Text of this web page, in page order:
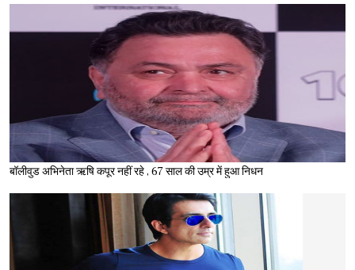
बॉलीवुड अभिनेता ऋषि कपूर नहीं रहे , 67 साल की उम्र में हुआ निधन